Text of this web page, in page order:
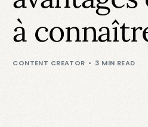
à
CONTENT CREATOR 3 MIN READ
HOT